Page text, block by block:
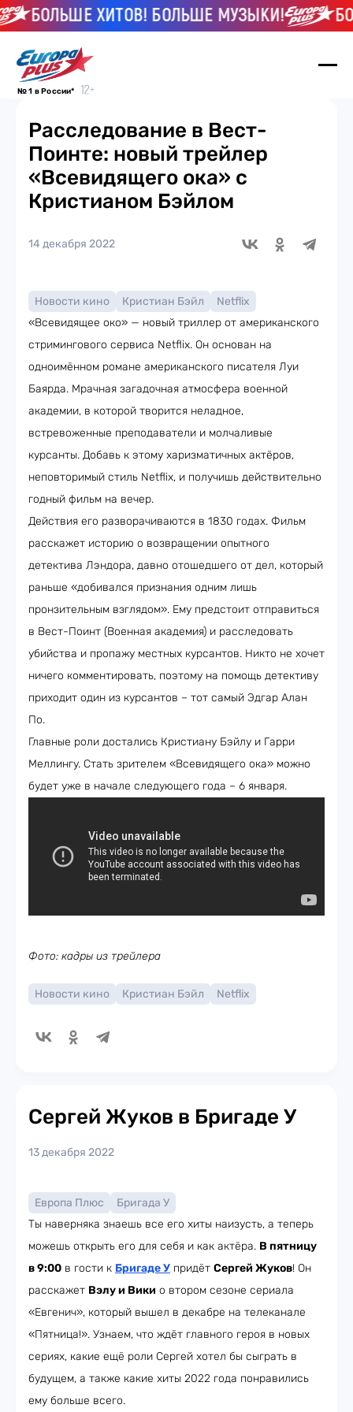
БОЛЬШЕ ХИТОВ! БОЛЬШЕ МУЗЫКИ!
№ 1 в России*
Расследование в Вест-
Поинте: новый трейлер
«Всевидящего ока» с
Кристианом Бэйлом
14 декабря 2022
Новости кино Кристиан Бэйл
Netflix
«Всевидящее око» — новый триллер от американского
стримингового сервиса Netflix. Он основан на
одноимённом романе американского писателя Луи
Баярда. Мрачная загадочная атмосфера военной
академии, в которой творится неладное,
встревоженные преподаватели и молчаливые
курсанты. Добавь к этому харизматичных актёров,
неповторимый стиль Netflix, и получишь действительно
годный фильм на вечер.
Действия его разворачиваются в 1830 годах. Фильм
расскажет историю о возвращении опытного
детектива Лэндора, давно отошедшего от дел, который
раньше «добивался признания одним лишь
пронзительным взглядом». Ему предстоит отправиться
в Вест-Поинт (Военная академия) и расследовать
убийства и пропажу местных курсантов. Никто не хочет
ничего комментировать, поэтому на помощь детективу
приходит один из курсантов – тот самый Эдгар Алан
По.
Главные роли достались Кристиану Бэйлу и Гарри
Меллингу. Стать зрителем «Всевидящего ока» можно
будет уже в начале следующего года – 6 января.
Фото: кадры из трейлера
Новости кино Кристиан Бэйл Netflix
Сергей Жуков в Бригаде У
13 декабря 2022
Европа Плюс
Бригада У
Ты наверняка знаешь все его хиты наизусть, а теперь
можешь открыть его для себя и как актёра. В пятницу
в 9:00 в гости к Бригаде У придёт Сергей Жуков! Он
расскажет Вэлу и Вики о втором сезоне сериала
«Евгенич», который вышел в декабре на телеканале
«Пятница!». Узнаем, что ждёт главного героя в новых
сериях, какие ещё роли Сергей хотел бы сыграть в
будущем, а также какие хиты 2022 года понравились
ему больше всего.